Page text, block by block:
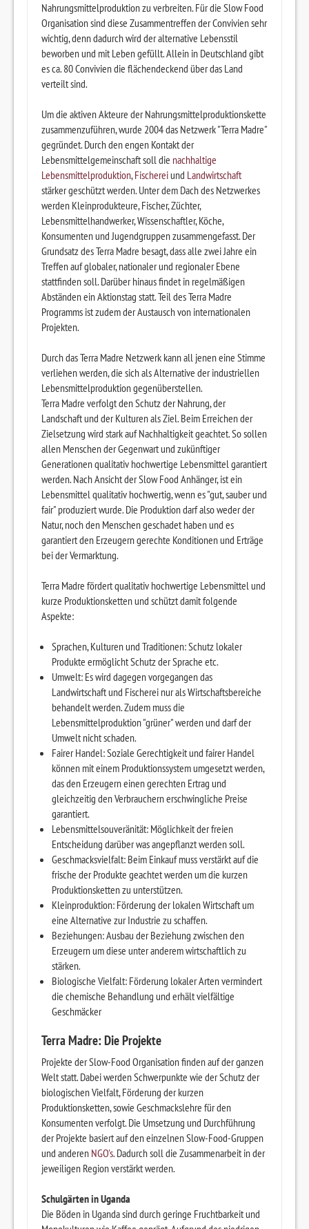
Nahrungsmittelproduktion zu verbreiten. Für die Slow Food
Organisation sind diese Zusammentreffen der Convivien sehr
wichtig, denn dadurch wird der alternative Lebensstil
beworben und mit Leben gefüllt. Allein in Deutschland gibt
es ca. 80 Convivien die flächendeckend über das Land
verteilt sind.
Um die aktiven Akteure der Nahrungsmittelproduktionskette
zusammenzuführen, wurde 2004 das Netzwerk "Terra Madre"
gegründet. Durch den engen Kontakt der
Lebensmittelgemeinschaft soll die nachhaltige
Lebensmittelproduktion,Fischereiund Landwirtschaft
stärker geschützt werden. Unter dem Dach des Netzwerkes
werden Kleinprodukteure, Fischer, Züchter,
Lebensmittelhandwerker, Wissenschaftler, Köche,
Konsumenten und Jugendgruppen zusammengefasst. Der
Grundsatz des Terra Madre besagt, dass alle zwei Jahre ein
Treffen auf globaler, nationaler und regionaler Ebene
stattfinden soll. Darüber hinaus findet in regelmäßigen
Abständen ein Aktionstag statt. Teil des Terra Madre
Programms ist zudem der Austausch von internationalen
Projekten.
Durch das Terra Madre Netzwerk kann all jenen eine Stimme
verliehen werden, die sich als Alternative der industriellen
Lebensmittelproduktion gegenüberstellen.
Terra Madre verfolgt den Schutz der Nahrung, der
Landschaft und der Kulturen als Ziel. Beim Erreichen der
Zielsetzung wird stark auf Nachhaltigkeit geachtet. So sollen
allen Menschen der Gegenwart und zukünftiger
Generationen qualitativ hochwertige Lebensmittel garantiert
werden. Nach Ansicht der Slow Food Anhänger, ist ein
Lebensmittel qualitativ hochwertig, wenn es "gut, sauber und
fair" produziert wurde. Die Produktion darf also weder der
Natur, noch den Menschen geschadet haben und es
garantiert den Erzeugern gerechte Konditionen und Erträge
bei der Vermarktung.
Terra Madre fördert qualitativ hochwertige Lebensmittel und
kurze Produktionsketten und schützt damit folgende
Aspekte:
Sprachen, Kulturen und Traditionen: Schutz lokaler
Produkte ermöglicht Schutz der Sprache etc.
Umwelt: Es wird dagegen vorgegangen das
Landwirtschaft und Fischerei nur als Wirtschaftsbereiche
behandelt werden. Zudem muss die
Lebensmittelproduktion "grüner" werden und darf der
Umwelt nicht schaden.
Fairer Handel: Soziale Gerechtigkeit und fairer Handel
können mit einem Produktionssystem umgesetzt werden,
das den Erzeugern einen gerechten Ertrag und
gleichzeitig den Verbrauchern erschwingliche Preise
garantiert.
Lebensmittelsouveränität: Möglichkeit der freien
Entscheidung darüber was angepflanzt werden soll.
Geschmacksvielfalt: Beim Einkauf muss verstärkt auf die
frische der Produkte geachtet werden um die kurzen
Produktionsketten zu unterstützen.
Kleinproduktion: Förderung der lokalen Wirtschaft um
eine Alternative zur Industrie zu schaffen.
Beziehungen: Ausbau der Beziehung zwischen den
Erzeugern um diese unter anderem wirtschaftlich zu
stärken.
Biologische Vielfalt: Förderung lokaler Arten vermindert
die chemische Behandlung und erhält vielfältige
Geschmäcker
Terra Madre: Die Projekte
Projekte der Slow-Food Organisation finden auf der ganzen
Welt statt. Dabei werden Schwerpunkte wie der Schutz der
biologischen Vielfalt, Förderung der kurzen
Produktionsketten, sowie Geschmackslehre für den
Konsumenten verfolgt. Die Umsetzung und Durchführung
der Projekte basiert auf den einzelnen Slow-Food-Gruppen
und anderen NGO's. Dadurch soll die Zusammenarbeit in der
jeweiligen Region verstärkt werden.
Schulgärten in Uganda
Die Böden in Uganda sind durch geringe Fruchtbarkeit und